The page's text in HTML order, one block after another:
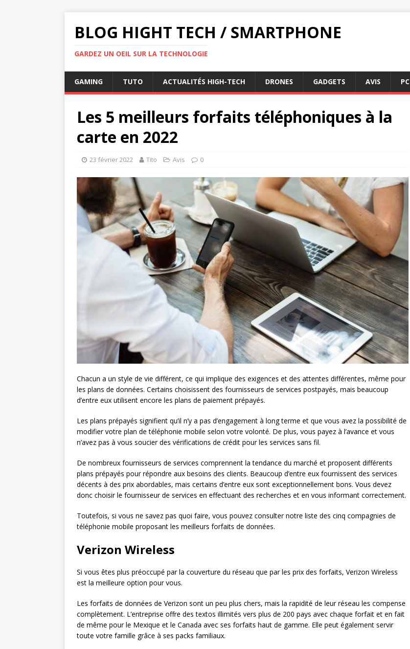
BLOG HIGHT TECH / SMARTPHONE
GARDEZ UN OEIL SUR LA TECHNOLOGIE
GAMING TUTO ACTUALITÉS HIGH-TECH DRONES GADGETS AVIS PC
Les 5 meilleurs forfaits téléphoniques à la
carte en 2022
23 février 2022 Tito Avis 0
Chacun a un style de vie différent, ce qui implique des exigences et des attentes différentes, même pour
les plans de données. Certains choisissent des fournisseurs de services postpayés, mais beaucoup
d’entre eux utilisent encore les plans de paiement prépayés.
Les plans prépayés signifient qu’il n’y a pas d’engagement à long terme et que vous avez la possibilité de
modifier votre plan de téléphonie mobile selon votre volonté. De plus, vous payez à l’avance et vous
n’avez pas à vous soucier des vérifications de crédit pour les services sans fil.
De nombreux fournisseurs de services comprennent la tendance du marché et proposent différents
plans prépayés pour répondre aux besoins des clients. Beaucoup d’entre eux fournissent des services
décents à des prix abordables, mais certains d’entre eux sont exceptionnellement bons. Vous devez
donc choisir le fournisseur de services en effectuant des recherches et en vous informant correctement.
Toutefois, si vous ne savez pas quoi faire, vous pouvez consulter notre liste des cinq compagnies de
téléphonie mobile proposant les meilleurs forfaits de données.
Verizon Wireless
Si vous êtes plus préoccupé par la couverture du réseau que par les prix des forfaits, Verizon Wireless
est la meilleure option pour vous.
Les forfaits de données de Verizon sont un peu plus chers, mais la rapidité de leur réseau les compense
complètement. L’entreprise offre des textos illimités vers plus de 200 pays avec chaque forfait et en fait
de même pour le Mexique et le Canada avec ses forfaits haut de gamme. Elle peut également servir
toute votre famille grâce à ses packs familiaux.